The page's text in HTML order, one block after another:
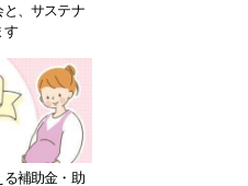
、サステナ
す
補助金・助